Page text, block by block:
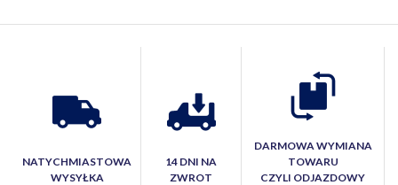
NATYCHMIASTOWA
WYSYŁKA
14 DNI NA
ZWROT
DARMOWA WYMIANA
TOWARU
CZYLI ODJAZDOWY